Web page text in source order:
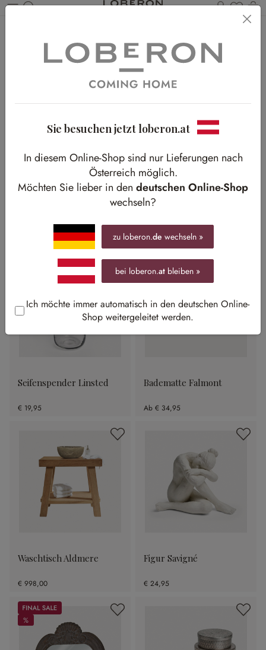
Du
Bad im Naturlicht
Sonnenstrahlen treffen auf Stein und Holz
Seifenspender Linsted
€ 19,95
Badematte Falmont
Ab € 34,95
Waschtisch Aldmere
€ 998,00
Figur Savigné
€ 24,95
Sale
%
%
Sie besuchen jetzt loberon.at
In diesem Online-Shop sind nur Lieferungen nach
Österreich möglich.
Möchten Sie lieber in den deutschen Online-Shop
wechseln?
zu loberon.de wechseln »
bei loberon.at bleiben »
Ich möchte immer automatisch in den deutschen Online-
Shop weitergeleitet werden.